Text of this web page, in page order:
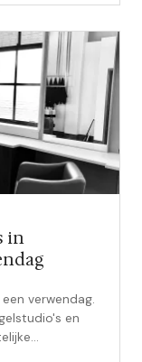
in
verwendag.
en